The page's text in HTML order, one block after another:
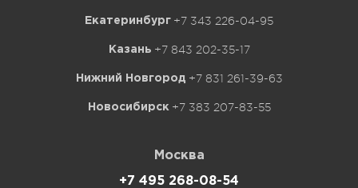
Екатеринбург +7 343 226-04-95
Казань +7 843 202-35-17
Нижний Новгород +7 831 261-39-63
Новосибирск +7 383 207-83-55
Москва
+7 495 268-08-54